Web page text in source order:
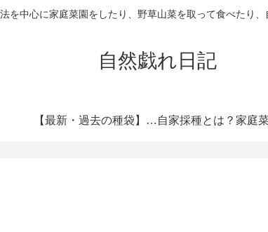
を中心に家庭菜園をしたり、野草山菜を取って食べたり
自然戯れ日記
【最新・過去の種袋】ダイソーの種一覧まとめ！発売時期・全種類・栽培記録歴代リンク集